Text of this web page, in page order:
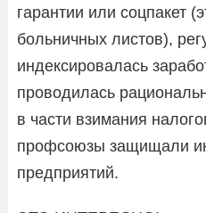
гарантии или соцпакет
больничных листов),
индексировалась
проводилась
в части взимания
профсоюзы защищали
предприятий.